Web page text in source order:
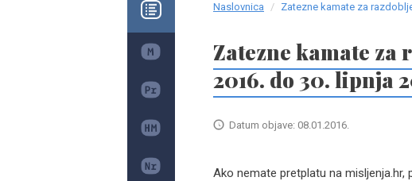
Naslovnica Zatezne kamate za
Zatezne kamate za
2016. do 30. lipnja
Datum objave: 08.01.2016.
Ako nemate pretplatu na